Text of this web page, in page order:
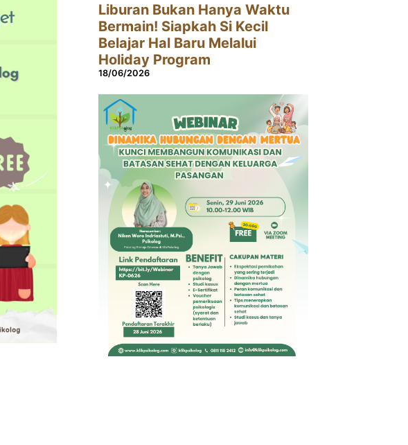
Liburan Bukan Hanya Waktu
Bermain! Siapkah Si Kecil
Belajar Hal Baru Melalui
Holiday Program
18/06/2026